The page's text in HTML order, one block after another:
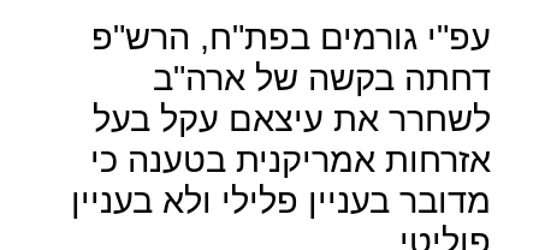
עפ"י גורמים בפת"ח, הרש"פ
דחתה בקשה של ארה"ב
לשחרר את עיצאם עקל בעל
אזרחות אמריקנית בטענה כי
מדובר בעניין פלילי ולא בעניין
פוליטי.